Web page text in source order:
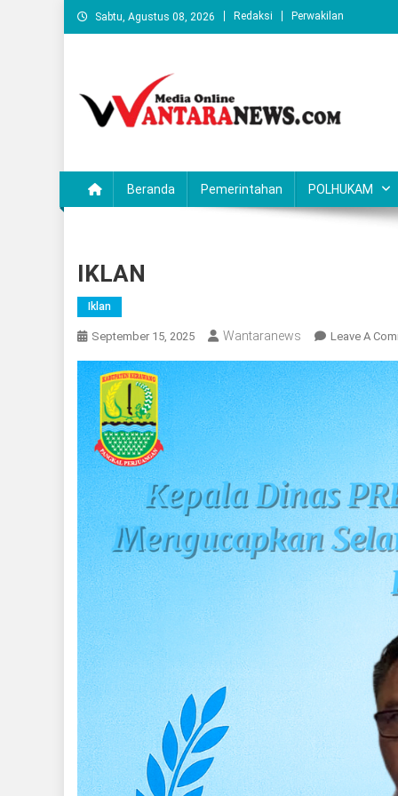
Skip
to
Sabtu, Agustus 08, 2026 Redaksi Perwakilan
Beranda Pemerintahan POLHUKAM
IKLAN
Iklan
September 15, 2025 Wantaranews Leave A